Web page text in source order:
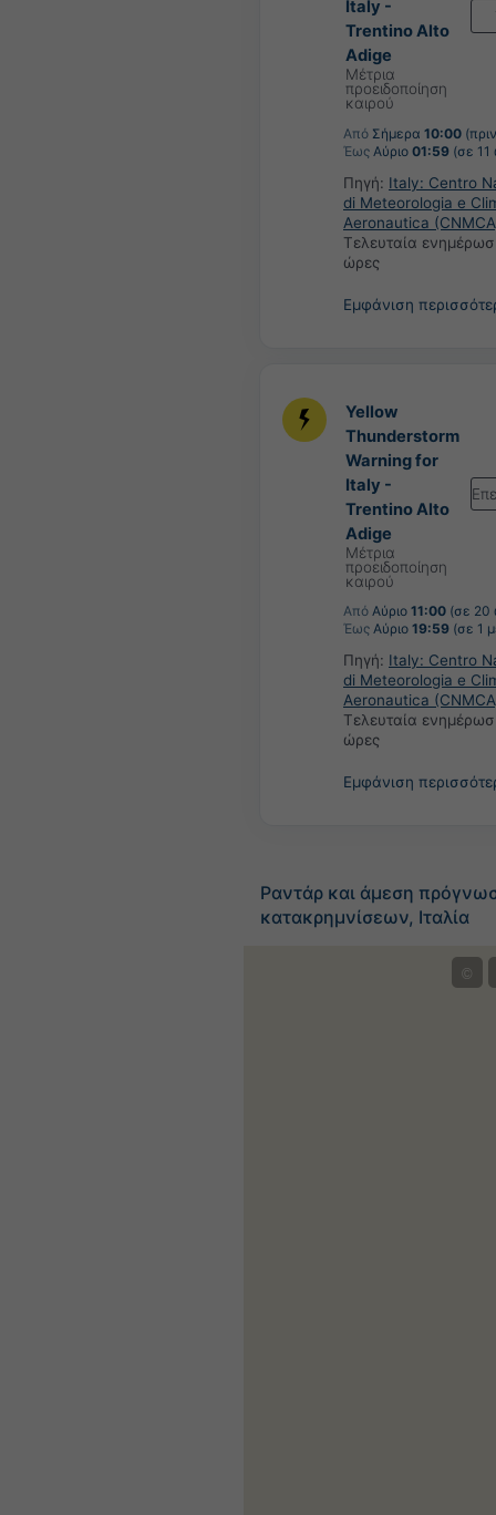
Italy -
Trentino Alto
Adige
Μέτρια
προειδοποίηση
καιρού
Από Σήμερα 10:00
Έως Αύριο 01:59 (σε 11
Πηγή: Italy: Centro
di Meteorologia e
Aeronautica
Τελευταία
ώρες
Εμφάνιση
Yellow
Thunderstorm
Warning for
Italy -
Trentino Alto
Adige
Μέτρια
προειδοποίηση
καιρού
Από Αύριο 11:00 (σε 20
Έως Αύριο 19:59 (σε 1
Πηγή: Italy: Centro
di Meteorologia e
Aeronautica
Τελευταία
ώρες
Εμφάνιση
Ραντάρ και άμεση
κατακρημνίσεων, Ιταλία
©